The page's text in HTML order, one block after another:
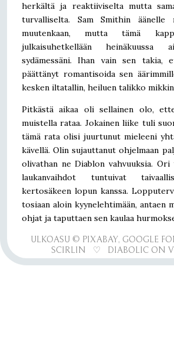
herkältä ja reaktiiviselta mutta
turvalliselta. Sam Smithin
muutenkaan, mutta tämä
julkaisuhetkellään heinäkuussa
sydämessäni. Ihan vain sen takia,
päättänyt romantisoida sen
kesken iltatallin, heiluen talikko
Pitkästä aikaa oli sellainen olo,
muistella rataa. Jokainen liike tuli
tämä rata olisi juurtunut mieleeni
kävellä. Olin sujauttanut ohjelmaan
olivathan ne Diablon vahvuuksia.
laukanvaihdot tuntuivat
kertosäkeen lopun kanssa.
tosiaan aloin kyynelehtimään, antaen
ohjat ja taputtaen sen kaulaa
ULKOASU © PIXABAY, GOOGLE
SCIRLIN ♡ DIABOLIC ON